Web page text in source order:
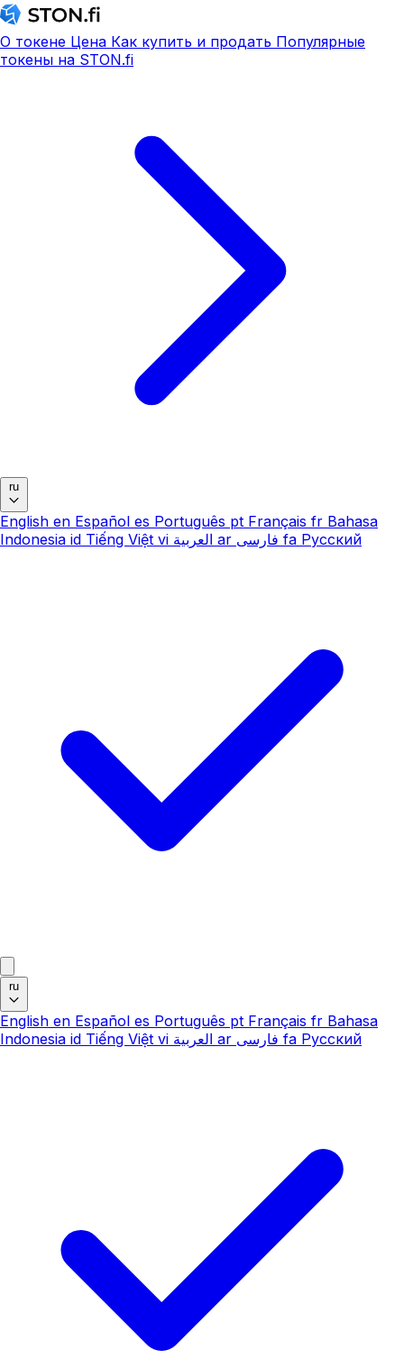
О токене Цена Как купить и продать Популярные
токены на STON.fi
ru
English en Español es Português pt Français fr Bahasa
Indonesia id Tiếng Việt vi العربية ar فارسی fa Русский
ru
English en Español es Português pt Français fr Bahasa
Indonesia id Tiếng Việt vi العربية ar فارسی fa Русский